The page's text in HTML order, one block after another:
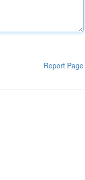
Report Page